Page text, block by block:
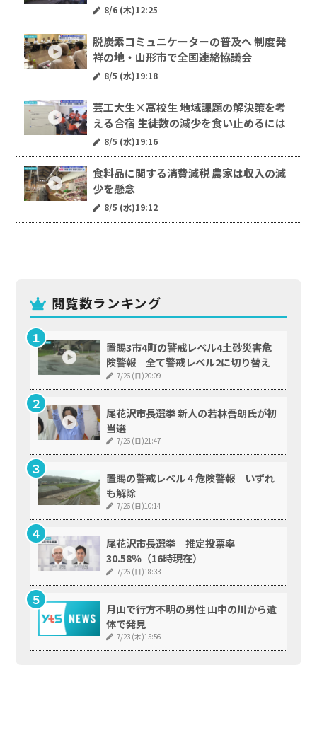
閲覧数ランキング
置賜3市4町の警戒レベル4土砂災害危
険警報 全て警戒レベル2に切り替え
7/26 (日)20:09
尾花沢市長選挙 新人の若林吾朗氏が初
当選
7/26 (日)21:47
置賜の警戒レベル４危険警報 いずれ
も解除
7/26 (日)10:14
尾花沢市長選挙 推定投票率
30.58％（16時現在）
7/26 (日)18:33
月山で行方不明の男性 山中の川から遺
体で発見
7/23 (木)15:56
8/6 (木)12:25
脱炭素コミュニケーターの普及へ 制度発
祥の地・山形市で全国連絡協議会
8/5 (水)19:18
芸工大生×高校生 地域課題の解決策を考
える合宿 生徒数の減少を食い止めるには
8/5 (水)19:16
食料品に関する消費減税 農家は収入の減
少を懸念
8/5 (水)19:12